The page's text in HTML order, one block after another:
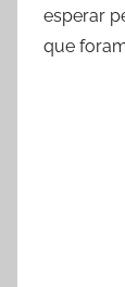
esperar
que